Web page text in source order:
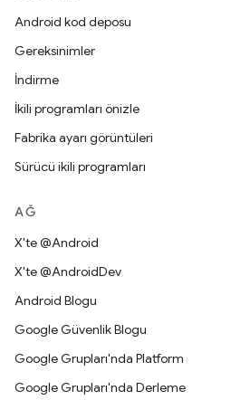
Android kod deposu
Gereksinimler
İndirme
İkili programları önizle
Fabrika ayarı görüntüleri
Sürücü ikili programları
AĞ
X'te @Android
X'te @AndroidDev
Android Blogu
Google Güvenlik Blogu
Google Grupları'nda Platform
Google Grupları'nda Derleme